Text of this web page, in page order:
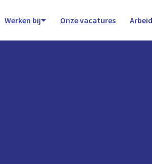
Werken bij Onze vacatures